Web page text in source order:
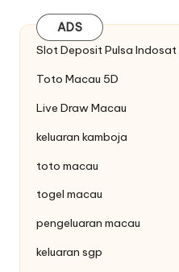
ADS
Slot Deposit Pulsa Indosat
Toto Macau 5D
Live Draw Macau
keluaran kamboja
toto macau
togel macau
pengeluaran macau
keluaran sgp